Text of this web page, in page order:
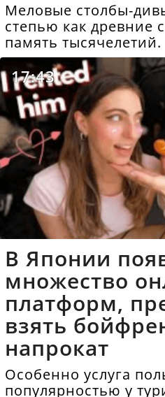
Меловые столбы-
степью как древние
память тысячелетий.
17:43
В Японии
множество
платформ,
взять
напрокат
Особенно услуга
популярностью у